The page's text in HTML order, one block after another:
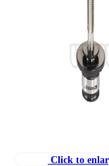
Click to